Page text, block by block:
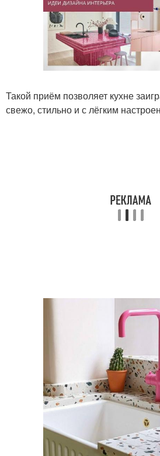
Такой приём позволяет кухне
свежо, стильно и с лёгким